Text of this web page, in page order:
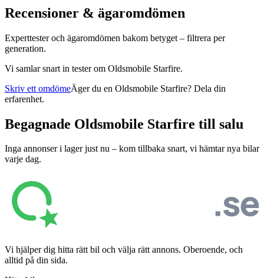
Recensioner & ägaromdömen
Experttester och ägaromdömen bakom betyget – filtrera per
generation.
Vi samlar snart in tester om Oldsmobile Starfire.
Skriv ett omdömeÄger du en Oldsmobile Starfire? Dela din
erfarenhet.
Begagnade Oldsmobile Starfire till salu
Inga annonser i lager just nu – kom tillbaka snart, vi hämtar nya bilar
varje dag.
Vi hjälper dig hitta rätt bil och välja rätt annons. Oberoende, och
alltid på din sida.